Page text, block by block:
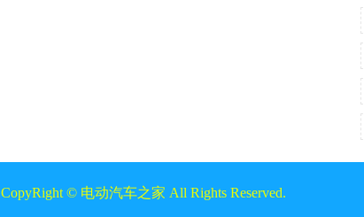
CopyRight © 电动汽车之家 All Rights Reserved.